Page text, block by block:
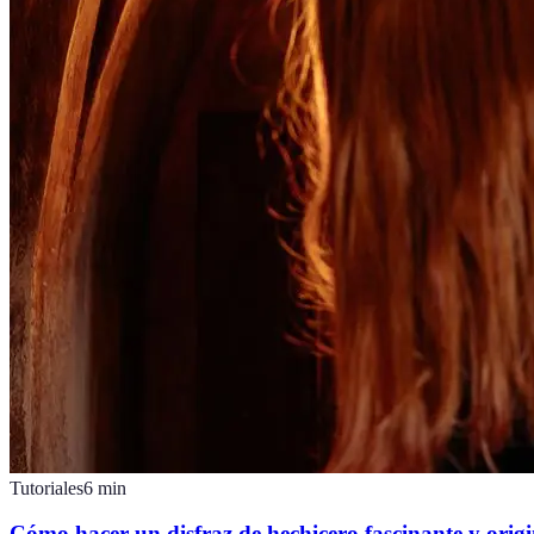
Tutoriales6 min